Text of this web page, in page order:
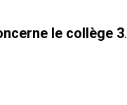
le collège 3.